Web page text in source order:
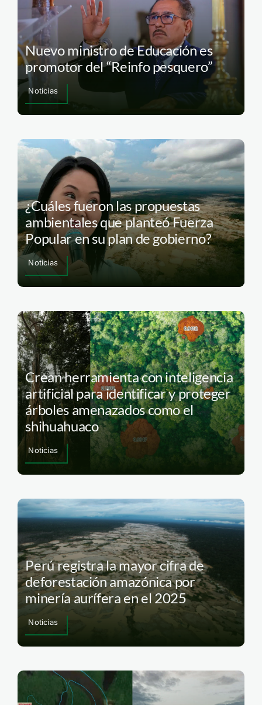
Nuevo ministro de Educación es
promotor del “Reinfo pesquero”
Noticias
¿Cuáles fueron las propuestas
ambientales que planteó Fuerza
Popular en su plan de gobierno?
Noticias
Crean herramienta con inteligencia
artificial para identificar y proteger
árboles amenazados como el
shihuahuaco
Noticias
Perú registra la mayor cifra de
deforestación amazónica por
minería aurífera en el 2025
Noticias